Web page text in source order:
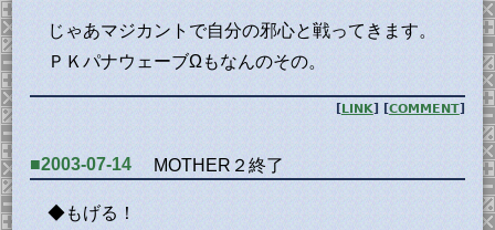
じゃあマジカントで自分の邪心と戦ってきます。
ＰＫパナウェーブΩもなんのその。
[LINK] [COMMENT]
■2003-07-14 MOTHER２終了
◆もげる！